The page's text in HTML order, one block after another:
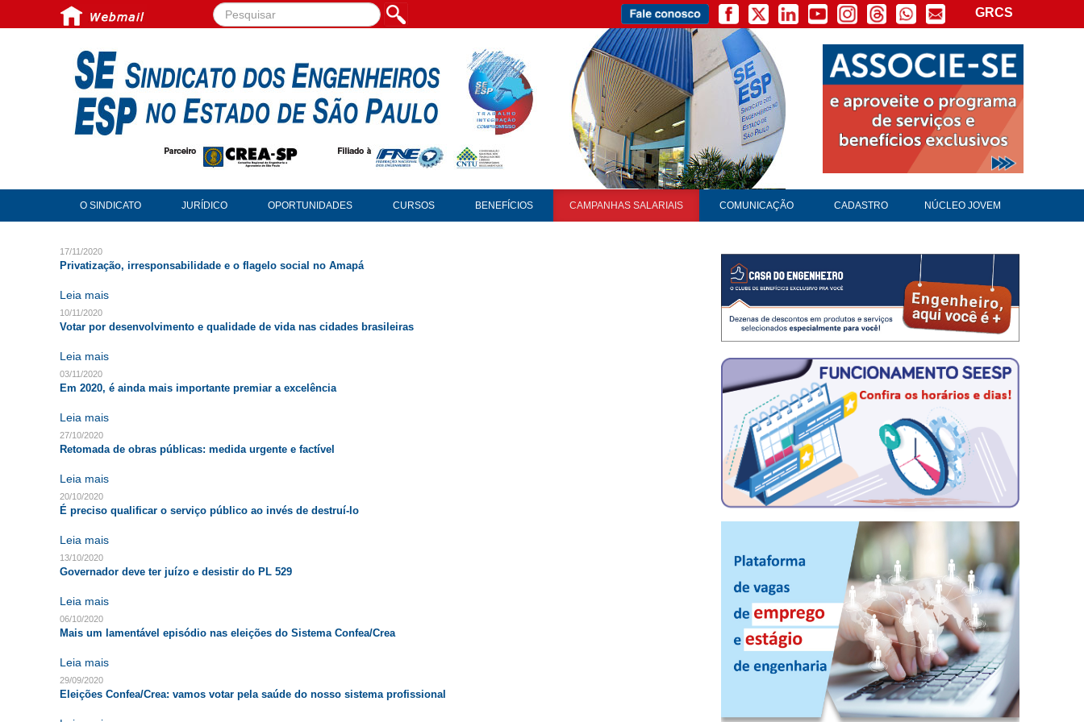
Pesquisar... GRCS
O SINDICATO JURÍDICO OPORTUNIDADES CURSOS BENEFÍCIOS CAMPANHAS SALARIAIS COMUNICAÇÃO CADASTRO NÚCLEO JOVEM
17/11/2020
Privatização, irresponsabilidade e o flagelo social no Amapá
Leia mais
10/11/2020
Votar por desenvolvimento e qualidade de vida nas cidades brasileiras
Leia mais
03/11/2020
Em 2020, é ainda mais importante premiar a excelência
Leia mais
27/10/2020
Retomada de obras públicas: medida urgente e factível
Leia mais
20/10/2020
É preciso qualificar o serviço público ao invés de destruí-lo
Leia mais
13/10/2020
Governador deve ter juízo e desistir do PL 529
Leia mais
06/10/2020
Mais um lamentável episódio nas eleições do Sistema Confea/Crea
Leia mais
29/09/2020
Eleições Confea/Crea: vamos votar pela saúde do nosso sistema profissional